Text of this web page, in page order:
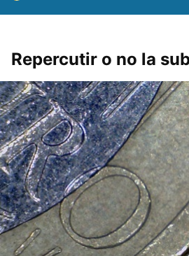
Repercutir o no la